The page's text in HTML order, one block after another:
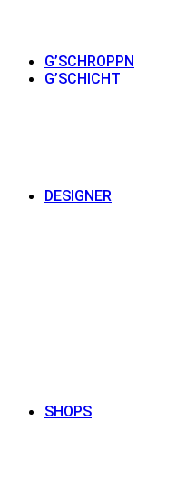
G’SCHROPPN
G’SCHICHT
DESIGNER
SHOPS